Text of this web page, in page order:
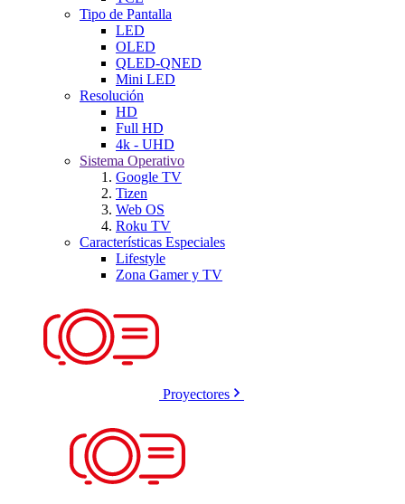
Tipo de Pantalla
LED
OLED
QLED-QNED
Mini LED
Resolución
HD
Full HD
4k - UHD
Sistema Operativo
Google TV
Tizen
Web OS
Roku TV
Características Especiales
Lifestyle
Zona Gamer y TV
Proyectores